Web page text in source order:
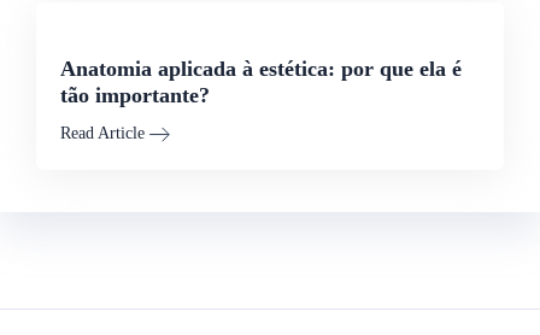
Anatomia aplicada à estética: por que ela é
tão importante?
Read Article